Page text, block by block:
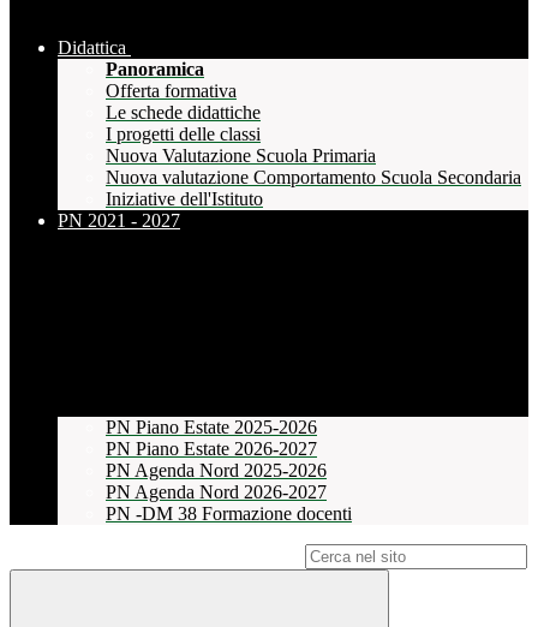
Didattica
Panoramica
Offerta formativa
Le schede didattiche
I progetti delle classi
Nuova Valutazione Scuola Primaria
Nuova valutazione Comportamento Scuola Secondaria
Iniziative dell'Istituto
PN 2021 - 2027
PN Piano Estate 2025-2026
PN Piano Estate 2026-2027
PN Agenda Nord 2025-2026
PN Agenda Nord 2026-2027
PN -DM 38 Formazione docenti